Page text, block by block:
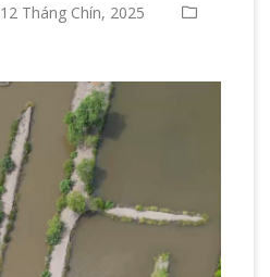
12 Tháng Chín, 2025